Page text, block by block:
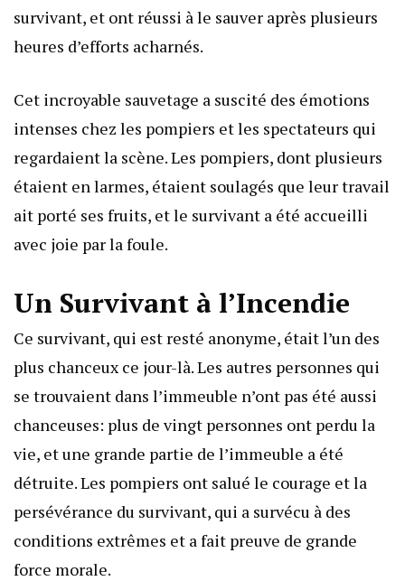
survivant, et ont réussi à le sauver après plusieurs
heures d’efforts acharnés.
Cet incroyable sauvetage a suscité des émotions
intenses chez les pompiers et les spectateurs qui
regardaient la scène. Les pompiers, dont plusieurs
étaient en larmes, étaient soulagés que leur travail
ait porté ses fruits, et le survivant a été accueilli
avec joie par la foule.
Un Survivant à l’Incendie
Ce survivant, qui est resté anonyme, était l’un des
plus chanceux ce jour-là. Les autres personnes qui
se trouvaient dans l’immeuble n’ont pas été aussi
chanceuses: plus de vingt personnes ont perdu la
vie, et une grande partie de l’immeuble a été
détruite. Les pompiers ont salué le courage et la
persévérance du survivant, qui a survécu à des
conditions extrêmes et a fait preuve de grande
force morale.